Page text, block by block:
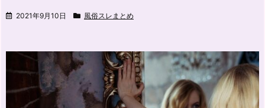
2021年9月10日 風俗スレまとめ